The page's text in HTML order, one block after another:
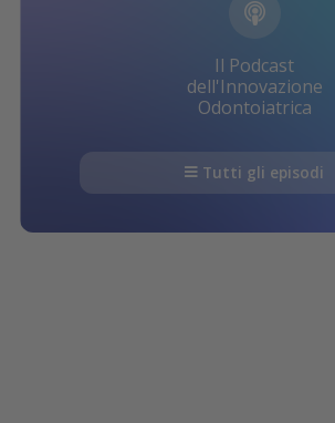
Il Podcast
dell'Innovazione
Odontoiatrica
Tutti gli episodi